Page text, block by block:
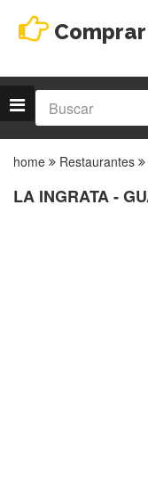
home Restaurantes
LA INGRATA -